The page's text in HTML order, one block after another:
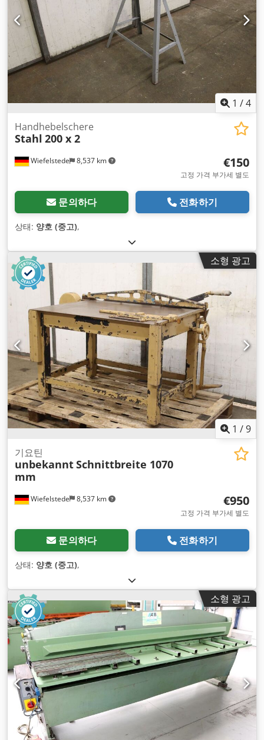
1 /4
Wiefelstede 8,537 km
Handhebelschere
Stahl 200 x 2
€150
고정 가격 부가세 별도
문의하다 전화하기
상태: 양호 (중고),
소형 광고
1 /9
Wiefelstede 8,537 km
기요틴
unbekanntSchnittbreite 1070
mm
€950
고정 가격 부가세 별도
문의하다 전화하기
상태: 양호 (중고),
소형 광고